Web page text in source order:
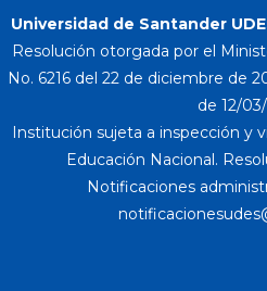
Universidad de Santander
Resolución otorgada por el
No. 6216 del 22 de diciembre de
de 12/
Institución sujeta a inspección y
Educación Nacional.
Notificaciones